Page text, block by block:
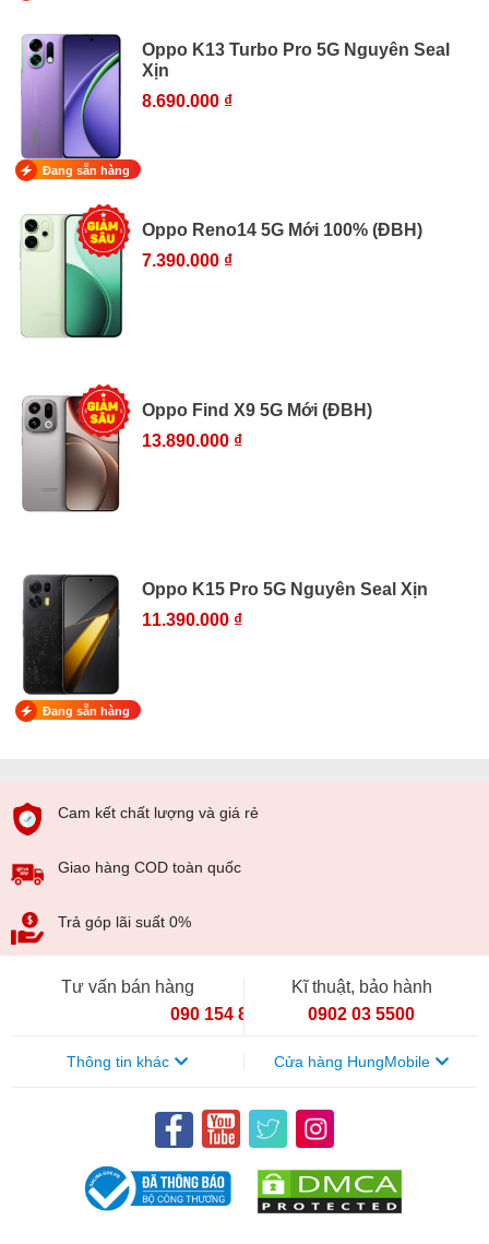
Oppo K13 Turbo Pro 5G Nguyên Seal
Xịn
8.690.000 ₫
Đang sẵn hàng
Oppo Reno14 5G Mới 100% (ĐBH)
7.390.000 ₫
Oppo Find X9 5G Mới (ĐBH)
13.890.000 ₫
Oppo K15 Pro 5G Nguyên Seal Xịn
11.390.000 ₫
Đang sẵn hàng
Cam kết chất lượng và giá rẻ
Giao hàng COD toàn quốc
Trả góp lãi suất 0%
Tư vấn bán hàng
090 154 8866
Kĩ thuật, bảo hành
0902 03 5500
Thông tin khác Cửa hàng HungMobile